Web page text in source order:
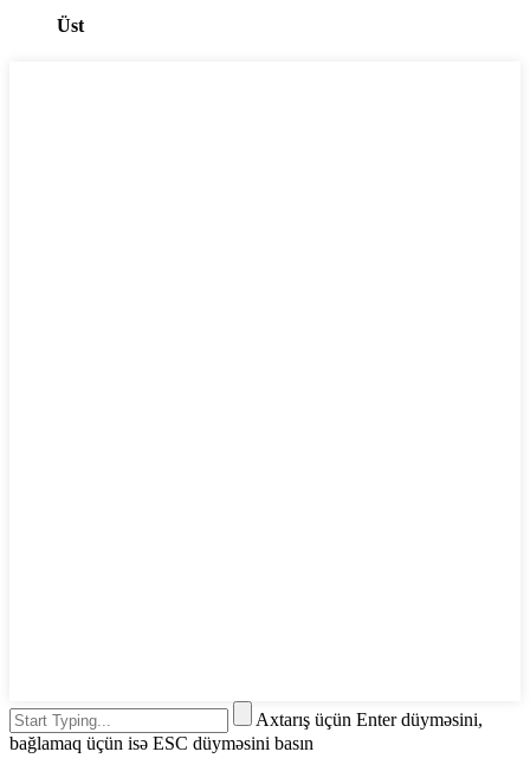
Üst
Axtarış üçün Enter düyməsini,
bağlamaq üçün isə ESC düyməsini basın